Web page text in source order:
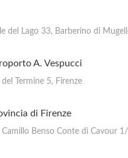
del Lago 33, Barberino di
A. Vespucci
del Termine 5, Firenze
di Firenze
Camillo Benso Conte di Cavour